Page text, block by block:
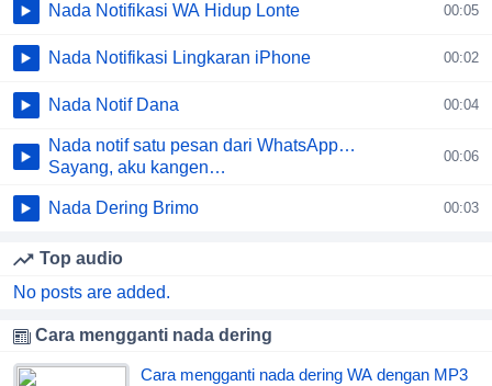
Nada Notifikasi WA Hidup Lonte 00:05
Nada Notifikasi Lingkaran iPhone 00:02
Nada Notif Dana 00:04
Nada notif satu pesan dari WhatsApp…
Sayang, aku kangen…
00:06
Nada Dering Brimo 00:03
Top audio
No posts are added.
Cara mengganti nada dering
Cara mengganti nada dering WA dengan MP3